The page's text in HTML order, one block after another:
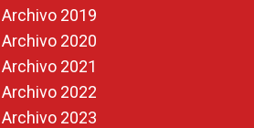
Archivo 2019
Archivo 2020
Archivo 2021
Archivo 2022
Archivo 2023